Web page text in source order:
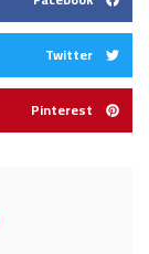
Twitter
Pinterest